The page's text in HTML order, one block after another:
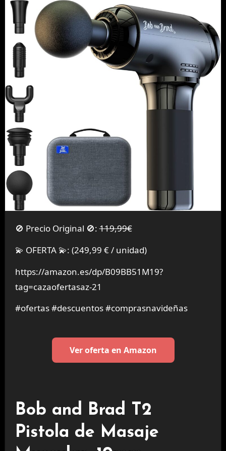
🚫 Precio Original 🚫:119,99€
💫 OFERTA 💫: (249,99 € / unidad)
https://amazon.es/dp/B09BB51M19?
tag=cazaofertasaz-21
#ofertas #descuentos #comprasnavideñas
Ver oferta en Amazon
Bob and Brad T2
Pistola de Masaje